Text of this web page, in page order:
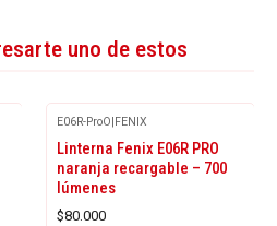
uno de estos
E06R-ProO|FENIX
Linterna Fenix E06R PRO
naranja recargable – 700
lúmenes
$80.000